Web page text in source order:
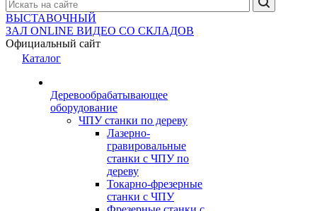
ВЫСТАВОЧНЫЙ
ЗАЛ ONLINE ВИДЕО СО СКЛАДОВ
Официальный сайт
Каталог
Деревообрабатывающее
оборудование
ЧПУ станки по дереву
Лазерно-
гравировальные
станки с ЧПУ по
дереву
Токарно-фрезерные
станки с ЧПУ